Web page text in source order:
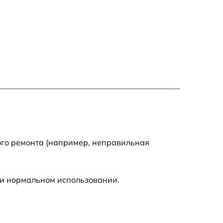
ремонта (например, неправильная
нормальном использовании.